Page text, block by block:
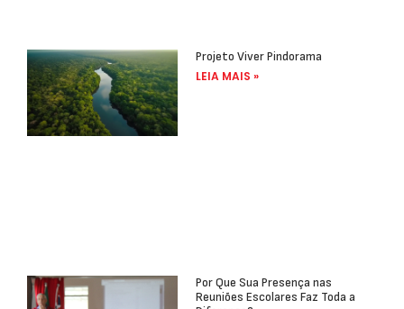
Projeto Viver Pindorama
LEIA MAIS »
Por Que Sua Presença nas
Reuniões Escolares Faz Toda a